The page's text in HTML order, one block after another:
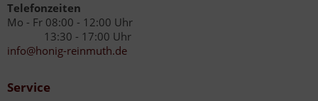
Telefonzeiten
Mo - Fr 08:00 - 12:00 Uhr
13:30 - 17:00 Uhr
info@honig-reinmuth.de
Service